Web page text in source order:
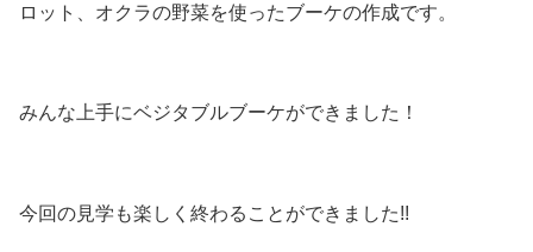
ロット、オクラの野菜を使ったブーケの作成です。
みんな上手にベジタブルブーケができました！
今回の見学も楽しく終わることができました!!